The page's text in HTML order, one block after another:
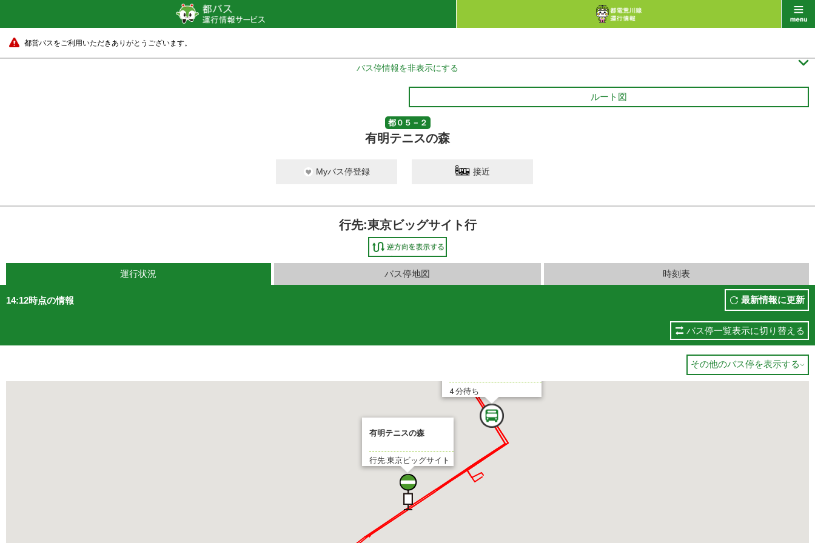
都営バスをご利用いただきありがとうございます。
バス停情報を非表示にする 
ルート図
都０５－２
有明テニスの森
Myバス停登録 接近
行先:東京ビッグサイト行
運行状況 バス停地図 時刻表
14:12時点の情報 最新情報に更新
バス停一覧表示に切り替える
その他のバス停を表示する 
有明テニスの森
行先:東京ビッグサイト
東京ビッグサイト
17 分待ち
4 分待ち